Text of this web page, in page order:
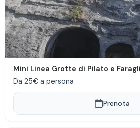
Mini Linea Grotte di Pilato e
Da 25€ a persona
Prenota